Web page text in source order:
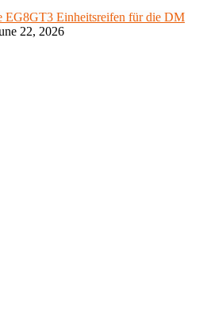
EG8GT3 Einheitsreifen für die DM
22, 2026